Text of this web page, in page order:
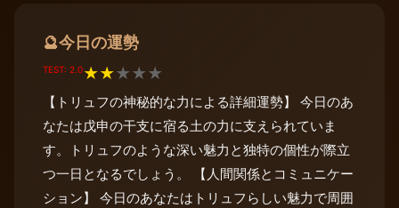
🔮今日の運勢
TEST: 2.0★★★★★
【トリュフの神秘的な力による詳細運勢】 今日のあ
なたは戊申の干支に宿る土の力に支えられていま
す。トリュフのような深い魅力と独特の個性が際立
つ一日となるでしょう。 【人間関係とコミュニケー
ション】 今日のあなたはトリュフらしい魅力で周囲